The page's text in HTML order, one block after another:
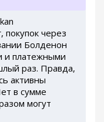
покупок через
Болденон
и платежными
раз. Правда,
активны
в сумме
могут